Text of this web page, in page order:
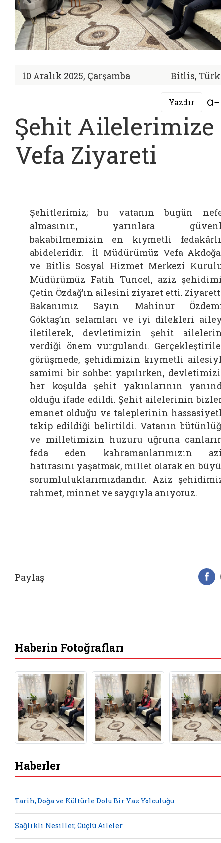
10 Aralık 2025, Çarşamba Bitlis,
Yazdır
Şehit Ailelerimize
Vefa Ziyareti
Şehitlerimiz; bu vatanın bugün
almasının, yarınlara
bakabilmemizin en kıymetli
abideleridir.
İl Müdürümüz Vefa
ve Bitlis Sosyal Hizmet Merkezi
Müdürümüz Fatih Tuncel, aziz
Çetin Özdağ’ın ailesini ziyaret etti.
Bakanımız Sayın Mahinur
Göktaş’ın selamları ve iyi dilekleri
iletilerek, devletimizin şehit
verdiği önem vurgulandı.
görüşmede, şehidimizin kıymetli
samimi bir sohbet yapılırken,
her koşulda şehit yakınlarının
olduğu ifade edildi. Şehit ailelerinin
emanet olduğu ve taleplerinin
takip edildiği belirtildi. Vatanın
ve milletimizin huzuru uğruna
feda eden kahramanlarımızın
hatırasını yaşatmak, millet olarak en
sorumluluklarımızdandır. Aziz
rahmet, minnet ve saygıyla anıyoruz.
Paylaş
Haberin Fotoğrafları
Haberler
Tarih, Doğa ve Kültürle Dolu Bir Yaz Yolculuğu
Sağlıklı Nesiller, Güçlü Aileler